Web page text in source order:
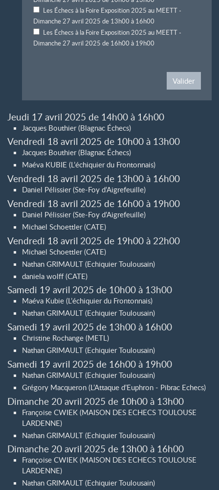
Les Échecs à la Foire Exposition 2025 au MEETT -
Dimanche 27 avril 2025 de 13h00 à 16h00
Les Échecs à la Foire Exposition 2025 au MEETT -
Dimanche 27 avril 2025 de 16h00 à 19h00
Valider
Jeudi 17 avril 2025 de 14h00 à 16h00
Jacques Bouthier (Blagnac Échecs)
Vendredi 18 avril 2025 de 10h00 à 13h00
Jacques Bouthier (Blagnac Échecs)
Maéva KUBIE (L’échiquier du Frontonnais)
Vendredi 18 avril 2025 de 13h00 à 16h00
Daniel Pélissier (Ste-Foy d’Aigrefeuille)
Vendredi 18 avril 2025 de 16h00 à 19h00
Daniel Pélissier (Ste-Foy d’Aigrefeuille)
Michael Schoettler (CATE)
Vendredi 18 avril 2025 de 19h00 à 22h00
Michael Schoettler (CATE)
Nathan GRIMAULT (Echiquier Toulousain)
daniela wolff (CATE)
Samedi 19 avril 2025 de 10h00 à 13h00
Maéva Kubie (L’échiquier du Frontonnais)
Nathan GRIMAULT (Echiquier Toulousain)
Samedi 19 avril 2025 de 13h00 à 16h00
Christine Rochange (METL)
Nathan GRIMAULT (Echiquier Toulousain)
Samedi 19 avril 2025 de 16h00 à 19h00
Nathan GRIMAULT (Echiquier Toulousain)
Grégory Macqueron (L’Attaque d’Euphron - Pibrac Echecs)
Dimanche 20 avril 2025 de 10h00 à 13h00
Françoise CWIEK (MAISON DES ECHECS TOULOUSE
LARDENNE)
Nathan GRIMAULT (Echiquier Toulousain)
Dimanche 20 avril 2025 de 13h00 à 16h00
Françoise CWIEK (MAISON DES ECHECS TOULOUSE
LARDENNE)
Nathan GRIMAULT (Echiquier Toulousain)